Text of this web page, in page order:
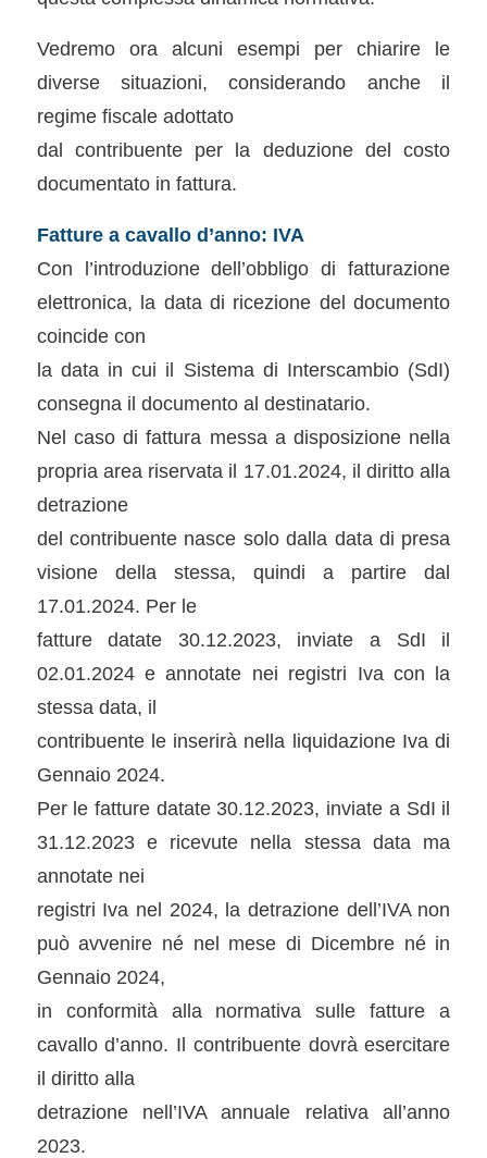
Vedremo ora alcuni esempi per chiarire le
diverse situazioni, considerando anche il
regime fiscale adottato
dal contribuente per la deduzione del costo
documentato in fattura.
Fatture a cavallo d’anno: IVA
Con l’introduzione dell’obbligo di fatturazione
elettronica, la data di ricezione del documento
coincide con
la data in cui il Sistema di Interscambio (SdI)
consegna il documento al destinatario.
Nel caso di fattura messa a disposizione nella
propria area riservata il 17.01.2024, il diritto alla
detrazione
del contribuente nasce solo dalla data di presa
visione della stessa, quindi a partire dal
17.01.2024. Per le
fatture datate 30.12.2023, inviate a SdI il
02.01.2024 e annotate nei registri Iva con la
stessa data, il
contribuente le inserirà nella liquidazione Iva di
Gennaio 2024.
Per le fatture datate 30.12.2023, inviate a SdI il
31.12.2023 e ricevute nella stessa data ma
annotate nei
registri Iva nel 2024, la detrazione dell’IVA non
può avvenire né nel mese di Dicembre né in
Gennaio 2024,
in conformità alla normativa sulle fatture a
cavallo d’anno. Il contribuente dovrà esercitare
il diritto alla
detrazione nell’IVA annuale relativa all’anno
2023.